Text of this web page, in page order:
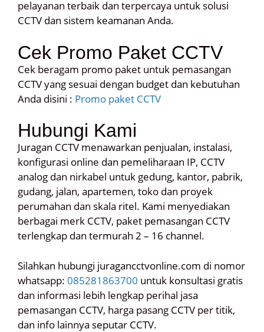
pelayanan terbaik dan terpercaya untuk solusi
CCTV dan sistem keamanan Anda.
Cek Promo Paket CCTV
Cek beragam promo paket untuk pemasangan
CCTV yang sesuai dengan budget dan kebutuhan
Anda disini : Promo paket CCTV
Hubungi Kami
Juragan CCTV menawarkan penjualan, instalasi,
konfigurasi online dan pemeliharaan IP, CCTV
analog dan nirkabel untuk gedung, kantor, pabrik,
gudang, jalan, apartemen, toko dan proyek
perumahan dan skala ritel. Kami menyediakan
berbagai merk CCTV, paket pemasangan CCTV
terlengkap dan termurah 2 – 16 channel.
Silahkan hubungi juragancctvonline.com di nomor
whatsapp: 085281863700 untuk konsultasi gratis
dan informasi lebih lengkap perihal jasa
pemasangan CCTV, harga pasang CCTV per titik,
dan info lainnya seputar CCTV.